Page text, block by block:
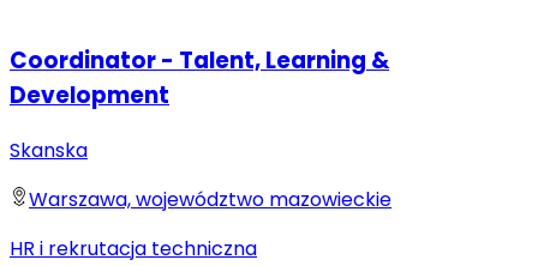
Coordinator - Talent, Learning &
Development
Skanska
Warszawa, województwo mazowieckie
HR i rekrutacja techniczna